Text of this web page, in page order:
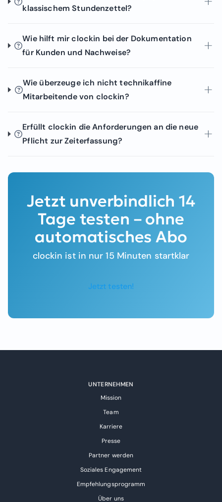
klassischem Stundenzettel?
Wie hilft mir clockin bei der Dokumentation
für Kunden und Nachweise?
Wie überzeuge ich nicht technikaffine
Mitarbeitende von clockin?
Erfüllt clockin die Anforderungen an die neue
Pflicht zur Zeiterfassung?
Jetzt unverbindlich 14
Tage testen – ohne
automatisches Abo
clockin ist in nur 15 Minuten startklar
Jetzt testen!
UNTERNEHMEN
Mission
Team
Karriere
Presse
Partner werden
Soziales Engagement
Empfehlungsprogramm
Über uns